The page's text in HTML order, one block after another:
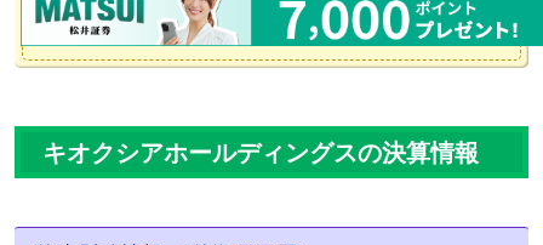
キオクシアホールディングスの決算情報